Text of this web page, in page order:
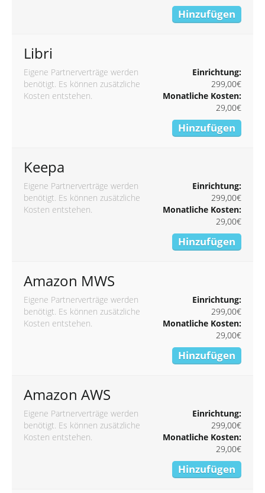
Hinzufügen
Libri
Eigene Partnerverträge werden
benötigt. Es können zusätzliche
Kosten entstehen.
Einrichtung:
299,00€
Monatliche Kosten:
29,00€
Hinzufügen
Keepa
Eigene Partnerverträge werden
benötigt. Es können zusätzliche
Kosten entstehen.
Einrichtung:
299,00€
Monatliche Kosten:
29,00€
Hinzufügen
Amazon MWS
Eigene Partnerverträge werden
benötigt. Es können zusätzliche
Kosten entstehen.
Einrichtung:
299,00€
Monatliche Kosten:
29,00€
Hinzufügen
Amazon AWS
Eigene Partnerverträge werden
benötigt. Es können zusätzliche
Kosten entstehen.
Einrichtung:
299,00€
Monatliche Kosten:
29,00€
Hinzufügen